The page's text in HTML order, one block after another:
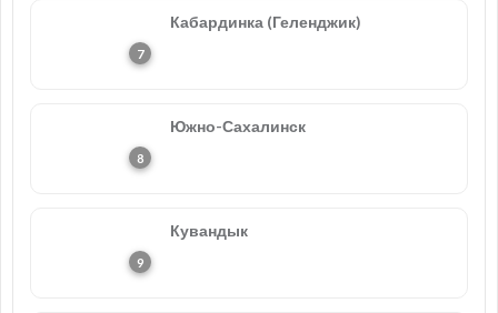
Кабардинка (Геленджик)
Южно-Сахалинск
Кувандык